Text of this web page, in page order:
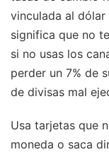
vinculada al dólar
significa que no
si no usas los
perder un 7% de
de divisas mal
Usa tarjetas que
moneda o saca